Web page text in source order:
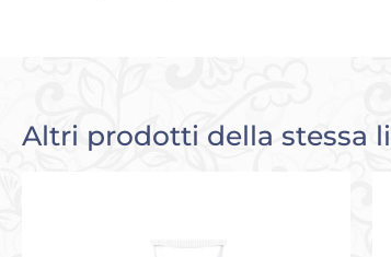
Altri prodotti della stessa